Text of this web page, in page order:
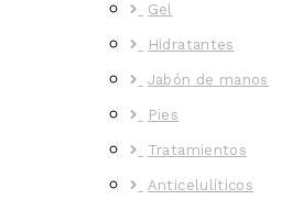
Gel
Hidratantes
Jabón de manos
Pies
Tratamientos
Anticelulíticos